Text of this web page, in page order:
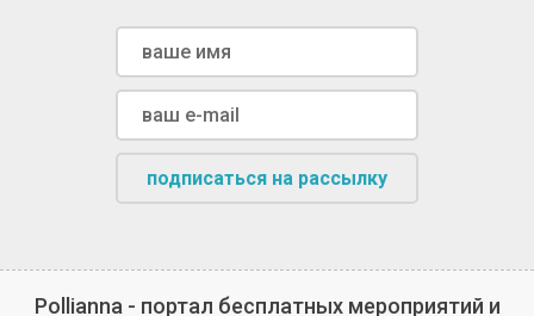
подписаться на рассылку
Pollianna - портал бесплатных мероприятий и